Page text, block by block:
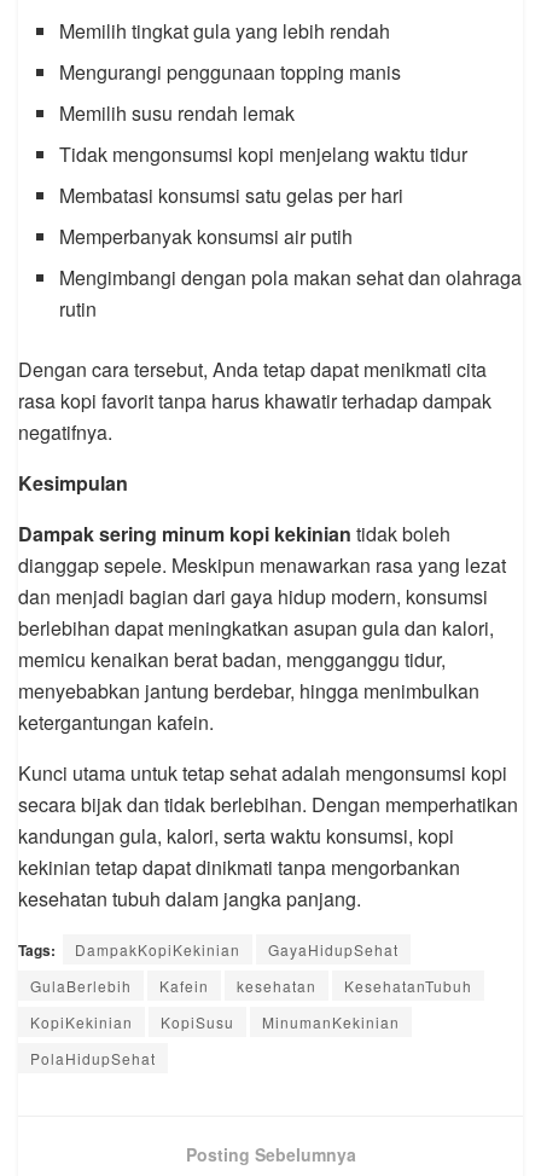
Memilih tingkat gula yang lebih rendah
Mengurangi penggunaan topping manis
Memilih susu rendah lemak
Tidak mengonsumsi kopi menjelang waktu tidur
Membatasi konsumsi satu gelas per hari
Memperbanyak konsumsi air putih
Mengimbangi dengan pola makan sehat dan olahraga
rutin
Dengan cara tersebut, Anda tetap dapat menikmati cita
rasa kopi favorit tanpa harus khawatir terhadap dampak
negatifnya.
Kesimpulan
Dampak sering minum kopi kekinian tidak boleh
dianggap sepele. Meskipun menawarkan rasa yang lezat
dan menjadi bagian dari gaya hidup modern, konsumsi
berlebihan dapat meningkatkan asupan gula dan kalori,
memicu kenaikan berat badan, mengganggu tidur,
menyebabkan jantung berdebar, hingga menimbulkan
ketergantungan kafein.
Kunci utama untuk tetap sehat adalah mengonsumsi kopi
secara bijak dan tidak berlebihan. Dengan memperhatikan
kandungan gula, kalori, serta waktu konsumsi, kopi
kekinian tetap dapat dinikmati tanpa mengorbankan
kesehatan tubuh dalam jangka panjang.
Tags: DampakKopiKekinian
GayaHidupSehat
GulaBerlebih
Kafein kesehatan
KesehatanTubuh
KopiKekinian
KopiSusu
MinumanKekinian
PolaHidupSehat
Posting Sebelumnya